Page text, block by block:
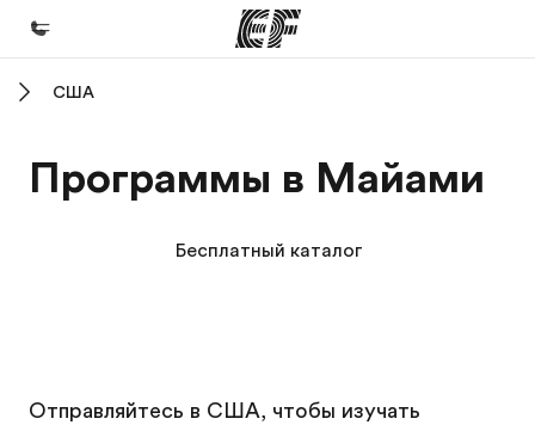
Программы
Кто мы
США
Программы в Майами
Бесплатный каталог
Отправляйтесь в США, чтобы изучать